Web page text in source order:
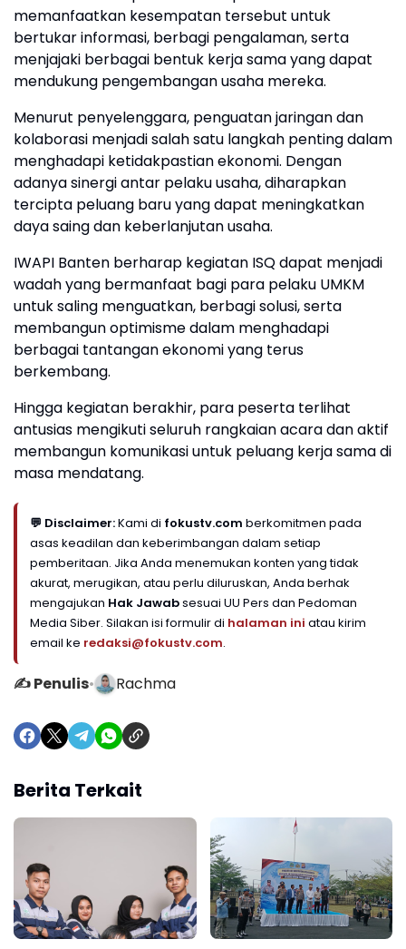
memanfaatkan kesempatan tersebut untuk
bertukar informasi, berbagi pengalaman, serta
menjajaki berbagai bentuk kerja sama yang dapat
mendukung pengembangan usaha mereka.
Menurut penyelenggara, penguatan jaringan dan
kolaborasi menjadi salah satu langkah penting dalam
menghadapi ketidakpastian ekonomi. Dengan
adanya sinergi antar pelaku usaha, diharapkan
tercipta peluang baru yang dapat meningkatkan
daya saing dan keberlanjutan usaha.
IWAPI Banten berharap kegiatan ISQ dapat menjadi
wadah yang bermanfaat bagi para pelaku UMKM
untuk saling menguatkan, berbagi solusi, serta
membangun optimisme dalam menghadapi
berbagai tantangan ekonomi yang terus
berkembang.
Hingga kegiatan berakhir, para peserta terlihat
antusias mengikuti seluruh rangkaian acara dan aktif
membangun komunikasi untuk peluang kerja sama di
masa mendatang.
💬 Disclaimer:Kami di fokustv.com berkomitmen pada
asas keadilan dan keberimbangan dalam setiap
pemberitaan. Jika Anda menemukan konten yang tidak
akurat, merugikan, atau perlu diluruskan, Anda berhak
mengajukan Hak Jawabsesuai UU Pers dan Pedoman
Media Siber. Silakan isi formulir di halaman ini atau kirim
email ke redaksi@fokustv.com.
✍️ Penulis• Rachma
Berita Terkait